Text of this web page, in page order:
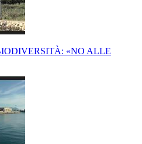
«NO ALLE